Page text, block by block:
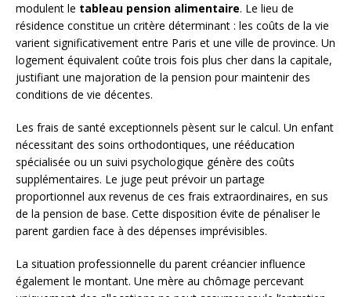
modulent le tableau pension alimentaire. Le lieu de
résidence constitue un critère déterminant : les coûts de la vie
varient significativement entre Paris et une ville de province. Un
logement équivalent coûte trois fois plus cher dans la capitale,
justifiant une majoration de la pension pour maintenir des
conditions de vie décentes.
Les frais de santé exceptionnels pèsent sur le calcul. Un enfant
nécessitant des soins orthodontiques, une rééducation
spécialisée ou un suivi psychologique génère des coûts
supplémentaires. Le juge peut prévoir un partage
proportionnel aux revenus de ces frais extraordinaires, en sus
de la pension de base. Cette disposition évite de pénaliser le
parent gardien face à des dépenses imprévisibles.
La situation professionnelle du parent créancier influence
également le montant. Une mère au chômage percevant